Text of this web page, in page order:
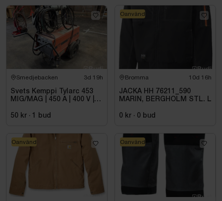
Smedjebacken 3d 19h
Svets Kemppi Tylarc 453
MIG/MAG | 450 A | 400 V |
50 kr · 1 bud
Bromma 10d 16h
JACKA HH 76211_590
MARIN, BERGHOLM STL. L
0 kr · 0 bud
Oanvänd
Oanvänd Oanvänd